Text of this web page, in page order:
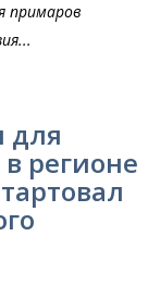
примаров
для
регионе